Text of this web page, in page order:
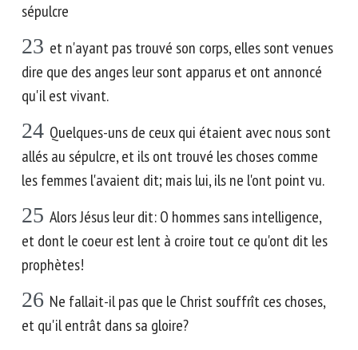
sépulcre
23 et n'ayant pas trouvé son corps, elles sont venues
dire que des anges leur sont apparus et ont annoncé
qu'il est vivant.
24 Quelques-uns de ceux qui étaient avec nous sont
allés au sépulcre, et ils ont trouvé les choses comme
les femmes l'avaient dit; mais lui, ils ne l'ont point vu.
25 Alors Jésus leur dit: O hommes sans intelligence,
et dont le coeur est lent à croire tout ce qu'ont dit les
prophètes!
26 Ne fallait-il pas que le Christ souffrît ces choses,
et qu'il entrât dans sa gloire?